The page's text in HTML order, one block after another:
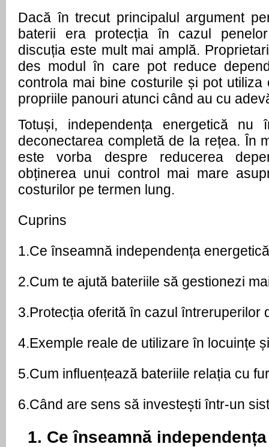
Dacă în trecut principalul argument
baterii era protecția în cazul
discuția este mult mai amplă.
des modul în care pot reduce
controla mai bine costurile și pot utiliza
propriile panouri atunci când au cu
Totuși, independența energetică nu
deconectarea completă de la rețea. În
este vorba despre reducerea
obținerea unui control mai mare
costurilor pe termen lung.
Cuprins
1.Ce înseamnă independența
2.Cum te ajută bateriile să gestionezi
3.Protecția oferită în cazul întreruperilor
4.Exemple reale de utilizare în locuințe
5.Cum influențează bateriile relația cu
6.Când are sens să investești într-un
1. Ce înseamnă